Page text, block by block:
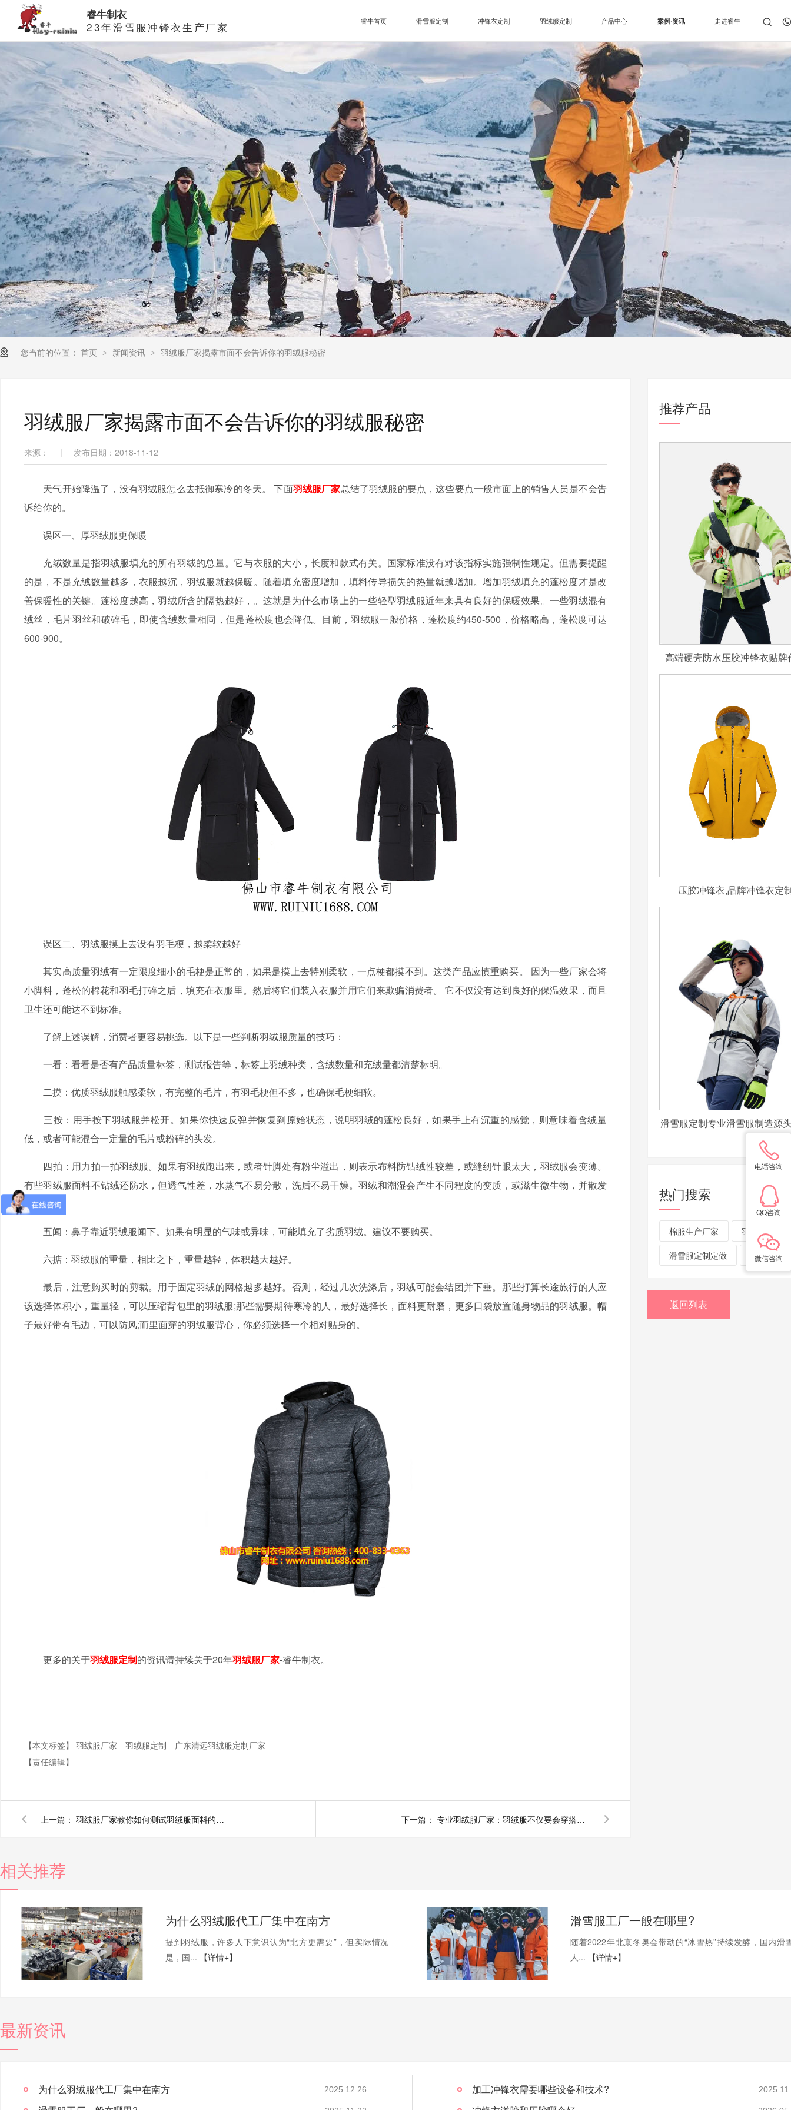
睿牛制衣
23年滑雪服冲锋衣生产厂家 睿牛首页 滑雪服定制 冲锋衣定制 羽绒服定制 产品中心 案例·资讯 走进睿牛
您当前的位置： 首页 > 新闻资讯 > 羽绒服厂家揭露市面不会告诉你的羽绒服秘密
羽绒服厂家揭露市面不会告诉你的羽绒服秘密
来源： | 发布日期：2018-11-12
天气开始降温了，没有羽绒服怎么去抵御寒冷的冬天。 下面羽绒服厂家总结了羽绒服的要点，这些要点一般市面上的销售人员是不会告
诉给你的。
误区一、厚羽绒服更保暖
充绒数量是指羽绒服填充的所有羽绒的总量。它与衣服的大小，长度和款式有关。国家标准没有对该指标实施强制性规定。但需要提醒
的是，不是充绒数量越多，衣服越沉，羽绒服就越保暖。随着填充密度增加，填料传导损失的热量就越增加。增加羽绒填充的蓬松度才是改
善保暖性的关键。蓬松度越高，羽绒所含的隔热越好，。这就是为什么市场上的一些轻型羽绒服近年来具有良好的保暖效果。一些羽绒混有
绒丝，毛片羽丝和破碎毛，即使含绒数量相同，但是蓬松度也会降低。目前，羽绒服一般价格，蓬松度约450-500，价格略高，蓬松度可达
600-900。
误区二、羽绒服摸上去没有羽毛梗，越柔软越好
其实高质量羽绒有一定限度细小的毛梗是正常的，如果是摸上去特别柔软，一点梗都摸不到。这类产品应慎重购买。 因为一些厂家会将
小脚料，蓬松的棉花和羽毛打碎之后，填充在衣服里。然后将它们装入衣服并用它们来欺骗消费者。 它不仅没有达到良好的保温效果，而且
卫生还可能达不到标准。
了解上述误解，消费者更容易挑选。以下是一些判断羽绒服质量的技巧：
一看：看看是否有产品质量标签，测试报告等，标签上羽绒种类，含绒数量和充绒量都清楚标明。
二摸：优质羽绒服触感柔软，有完整的毛片，有羽毛梗但不多，也确保毛梗细软。
三按：用手按下羽绒服并松开。如果你快速反弹并恢复到原始状态，说明羽绒的蓬松良好，如果手上有沉重的感觉，则意味着含绒量
低，或者可能混合一定量的毛片或粉碎的头发。
四拍：用力拍一拍羽绒服。如果有羽绒跑出来，或者针脚处有粉尘溢出，则表示布料防钻绒性较差，或缝纫针眼太大，羽绒服会变薄。
有些羽绒服面料不钻绒还防水，但透气性差，水蒸气不易分散，洗后不易干燥。羽绒和潮湿会产生不同程度的变质，或滋生微生物，并散发
出异味。
五闻：鼻子靠近羽绒服闻下。如果有明显的气味或异味，可能填充了劣质羽绒。建议不要购买。
六掂：羽绒服的重量，相比之下，重量越轻，体积越大越好。
最后，注意购买时的剪裁。用于固定羽绒的网格越多越好。否则，经过几次洗涤后，羽绒可能会结团并下垂。那些打算长途旅行的人应
该选择体积小，重量轻，可以压缩背包里的羽绒服;那些需要期待寒冷的人，最好选择长，面料更耐磨，更多口袋放置随身物品的羽绒服。帽
子最好带有毛边，可以防风;而里面穿的羽绒服背心，你必须选择一个相对贴身的。
更多的关于羽绒服定制的资讯请持续关于20年羽绒服厂家-睿牛制衣。
【本文标签】 羽绒服厂家 羽绒服定制
广东清远羽绒服定制厂家
【责任编辑】
上一篇： 羽绒服厂家教你如何测试羽绒服面料的防钻绒性能 下一篇： 专业羽绒服厂家：羽绒服不仅要会穿搭，还要会洗
推荐产品
高端硬壳防水压胶冲锋衣贴牌
压胶冲锋衣,品牌冲锋衣定
滑雪服定制专业滑雪服制造源
热门搜索
棉服生产厂家 羽绒服装厂
滑雪服定制定做 冲锋衣定制
返回列表
相关推荐
为什么羽绒服代工厂集中在南方
提到羽绒服，许多人下意识认为“北方更需要”，但实际情况
是，国...
【详情+】
滑雪服工厂一般在哪里?
随着2022年北京冬奥会带动的“冰雪热”持续发酵，国内滑
人...
【详情+】
最新资讯
为什么羽绒服代工厂集中在南方 2025.12.26 加工冲锋衣需要哪些设备和技术?
电话咨询
QQ咨询
微信咨询